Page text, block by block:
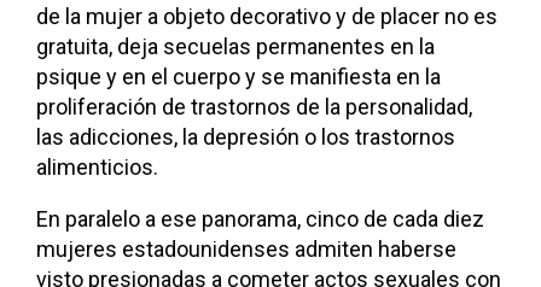
de la mujer a objeto decorativo y de placer no es
gratuita, deja secuelas permanentes en la
psique y en el cuerpo y se manifiesta en la
proliferación de trastornos de la personalidad,
las adicciones, la depresión o los trastornos
alimenticios.
En paralelo a ese panorama, cinco de cada diez
mujeres estadounidenses admiten haberse
visto presionadas a cometer actos sexuales con